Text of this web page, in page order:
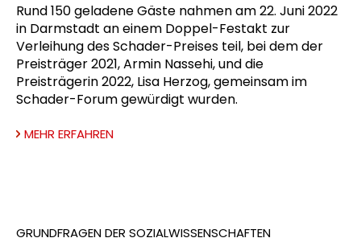
Rund 150 geladene Gäste nahmen am 22. Juni 2022
in Darmstadt an einem Doppel-Festakt zur
Verleihung des Schader-Preises teil, bei dem der
Preisträger 2021, Armin Nassehi, und die
Preisträgerin 2022, Lisa Herzog, gemeinsam im
Schader-Forum gewürdigt wurden.
MEHR ERFAHREN
GRUNDFRAGEN DER SOZIALWISSENSCHAFTEN